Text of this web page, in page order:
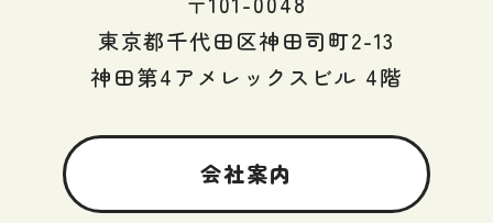
東京都千代田区神田司町2-13
神田第4アメレックスビル 4階
会社案内